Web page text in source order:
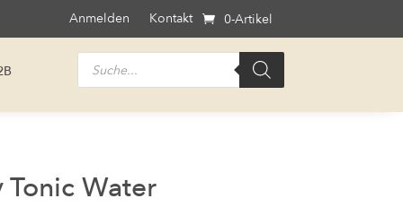
Anmelden Kontakt 0-Artikel
Products
search
Tonic Water